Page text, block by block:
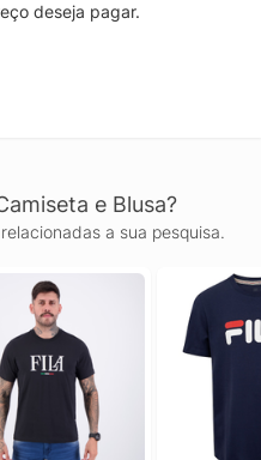
deseja pagar.
e Blusa?
a sua pesquisa.